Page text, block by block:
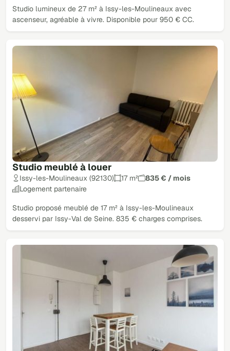
Studio lumineux de 27 m² à Issy-les-Moulineaux avec
ascenseur, agréable à vivre. Disponible pour 950 € CC.
Studio meublé à louer
Issy-les-Moulineaux (92130) 17 m²
835 € / mois
Logement partenaire
Studio proposé meublé de 17 m² à Issy-les-Moulineaux
desservi par Issy-Val de Seine. 835 € charges comprises.